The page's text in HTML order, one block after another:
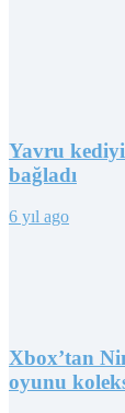
Yavru kediyi
bağladı
6 yıl ago
Xbox’tan
oyunu